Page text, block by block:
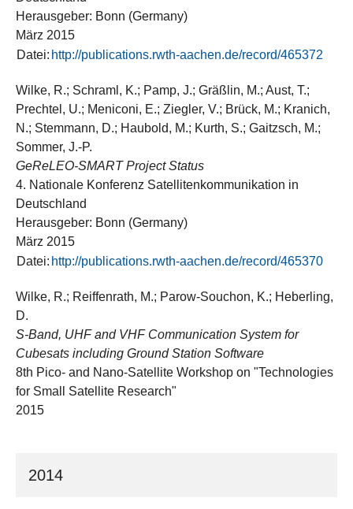
Herausgeber: Bonn (Germany)
März 2015
Datei: http://publications.rwth-aachen.de/record/465372
Wilke, R.; Schraml, K.; Pamp, J.; Gräßlin, M.; Aust, T.;
Prechtel, U.; Meniconi, E.; Ziegler, V.; Brück, M.; Kranich,
N.; Stemmann, D.; Haubold, M.; Kurth, S.; Gaitzsch, M.;
Sommer, J.-P.
GeReLEO-SMART Project Status
4. Nationale Konferenz Satellitenkommunikation in
Deutschland
Herausgeber: Bonn (Germany)
März 2015
Datei: http://publications.rwth-aachen.de/record/465370
Wilke, R.; Reiffenrath, M.; Parow-Souchon, K.; Heberling,
D.
S-Band, UHF and VHF Communication System for
Cubesats including Ground Station Software
8th Pico- and Nano-Satellite Workshop on "Technologies
for Small Satellite Research"
2015
2014